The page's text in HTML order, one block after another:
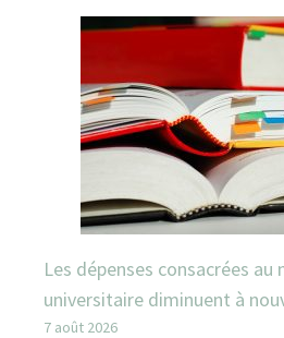
Les dépenses consacrées
universitaire diminuent à
7 août 2026